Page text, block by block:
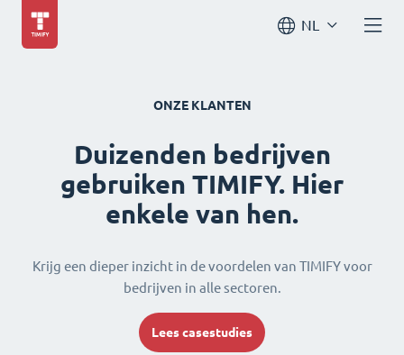
NL
ONZE KLANTEN
Duizenden bedrijven
gebruiken TIMIFY. Hier
enkele van hen.
Krijg een dieper inzicht in de voordelen van TIMIFY voor
bedrijven in alle sectoren.
Lees casestudies